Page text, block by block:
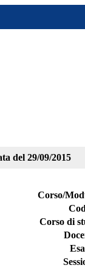
del 29/09/2015
Corso/
Corso di